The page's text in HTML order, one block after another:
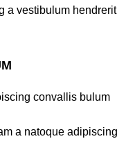
a vestibulum hendrerit
convallis bulum
a natoque adipiscing